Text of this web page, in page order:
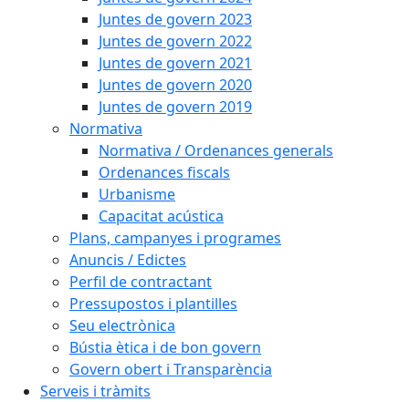
Juntes de govern 2023
Juntes de govern 2022
Juntes de govern 2021
Juntes de govern 2020
Juntes de govern 2019
Normativa
Normativa / Ordenances generals
Ordenances fiscals
Urbanisme
Capacitat acústica
Plans, campanyes i programes
Anuncis / Edictes
Perfil de contractant
Pressupostos i plantilles
Seu electrònica
Bústia ètica i de bon govern
Govern obert i Transparència
Serveis i tràmits